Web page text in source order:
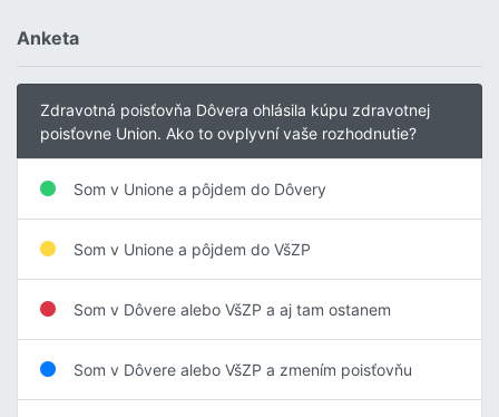
Anketa
Zdravotná poisťovňa Dôvera ohlásila kúpu zdravotnej
poisťovne Union. Ako to ovplyvní vaše rozhodnutie?
Som v Unione a pôjdem do Dôvery
Som v Unione a pôjdem do VšZP
Som v Dôvere alebo VšZP a aj tam ostanem
Som v Dôvere alebo VšZP a zmením poisťovňu